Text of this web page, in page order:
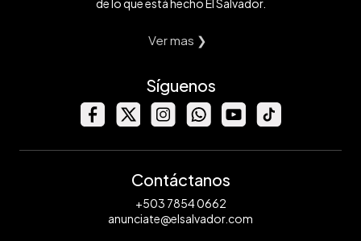
de lo que está hecho El Salvador.
Ver mas ❯
Síguenos
Contáctanos
+503 7854 0662
anunciate@elsalvador.com